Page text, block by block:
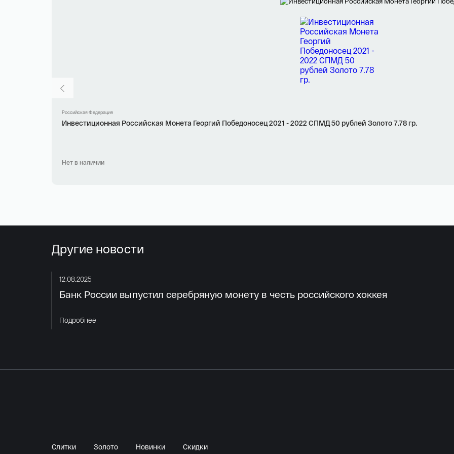
Российская Федерация
Инвестиционная Российская Монета Георгий Победоносец 2021 - 2022 СПМД 50 рублей Золото 7.78 гр.
Нет в наличии
Другие новости
12.08.2025
Банк России выпустил серебряную монету в честь российского хоккея
Подробнее
Слитки Золото Новинки Скидки